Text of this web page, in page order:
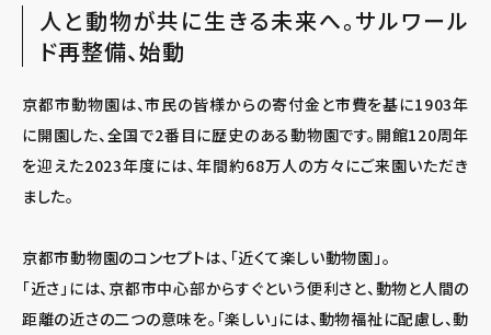
人と動物が共に生きる未来へ。サルワール
ド再整備、始動
京都市動物園は、市民の皆様からの寄付金と市費を基に1903年
に開園した、全国で2番目に歴史のある動物園です。開館120周年
を迎えた2023年度には、年間約68万人の方々にご来園いただき
ました。
京都市動物園のコンセプトは、「近くて楽しい動物園」。
「近さ」には、京都市中心部からすぐという便利さと、動物と人間の
距離の近さの二つの意味を。「楽しい」には、動物福祉に配慮し、動